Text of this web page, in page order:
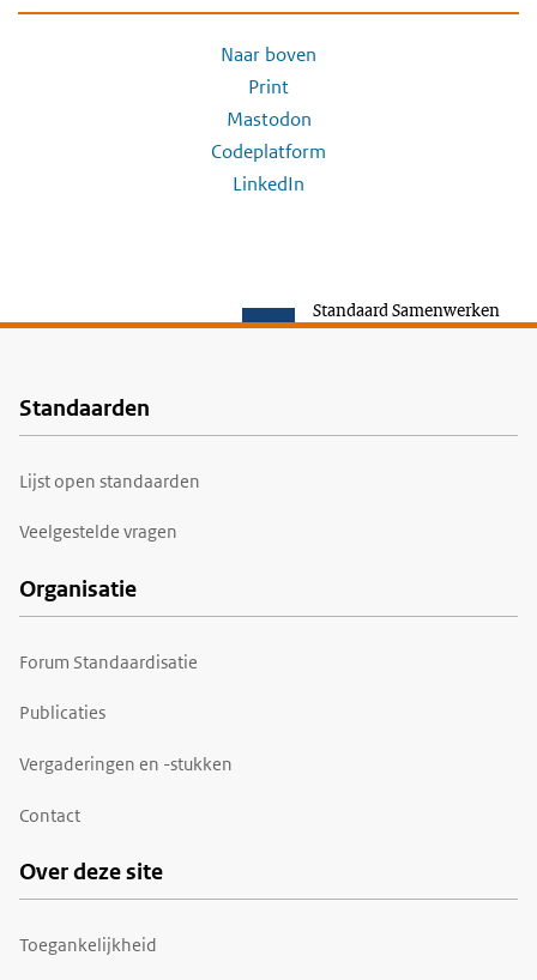
Naar boven
Print
Mastodon
Codeplatform
LinkedIn
Standaard Samenwerken
Voet
Standaarden
Lijst open standaarden
Veelgestelde vragen
Organisatie
Forum Standaardisatie
Publicaties
Vergaderingen en -stukken
Contact
Over deze site
Toegankelijkheid